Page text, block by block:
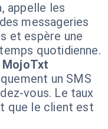
appelle les
messageries
et espère une
quotidienne.
un SMS
vous. Le taux
que le client est